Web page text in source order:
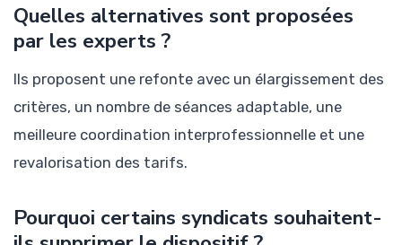
Quelles alternatives sont proposées
par les experts ?
Ils proposent une refonte avec un élargissement des
critères, un nombre de séances adaptable, une
meilleure coordination interprofessionnelle et une
revalorisation des tarifs.
Pourquoi certains syndicats souhaitent-